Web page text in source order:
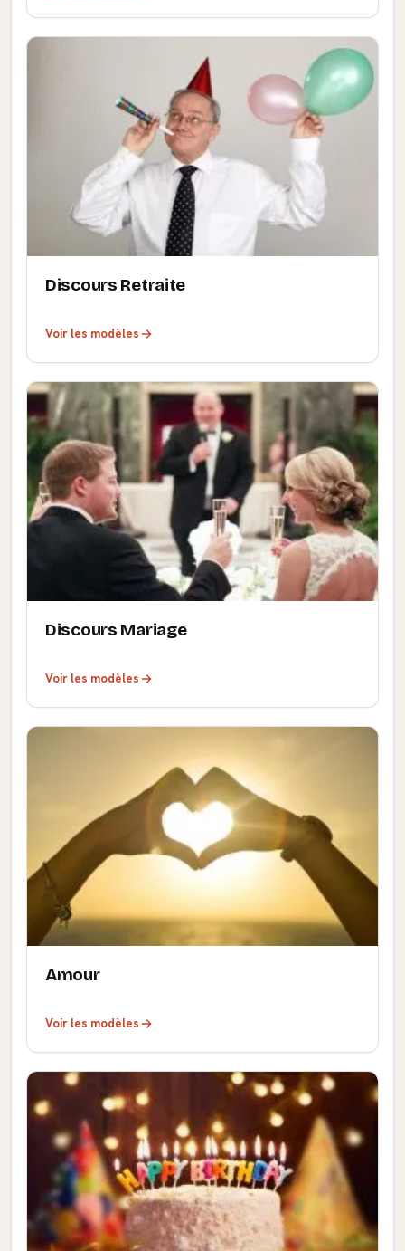
Discours Retraite
Voir les modèles
Discours Mariage
Voir les modèles
Amour
Voir les modèles